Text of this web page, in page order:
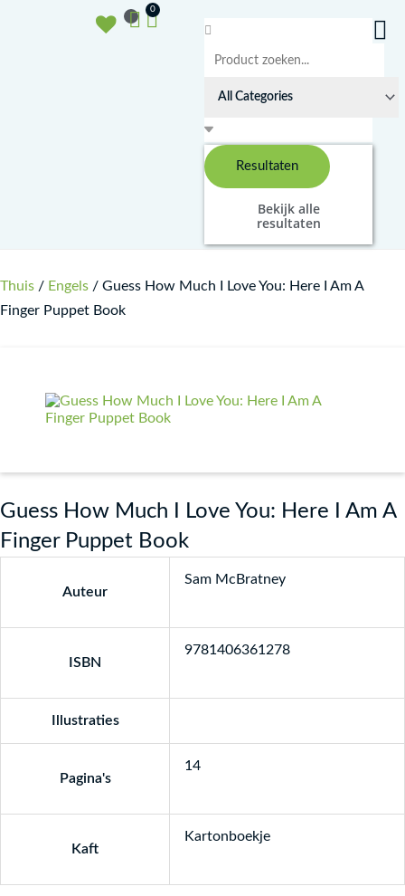
Search
Resultaten
Bekijk alle
resultaten
0
Winkelwagen
Thuis / Engels / Guess How Much I Love You: Here I Am A
Finger Puppet Book
Guess How Much I Love You: Here I Am A
Finger Puppet Book
Auteur
Sam McBratney
ISBN
9781406361278
Illustraties
Pagina's
14
Kaft
Kartonboekje